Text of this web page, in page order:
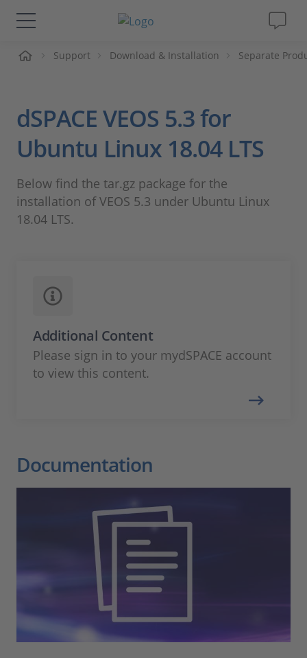
Solutions & Produits
Magazine
Société
Carrières
Support Download & Installation Separate
dSPACE VEOS 5.3 for
Ubuntu Linux 18.04 LTS
Below find the tar.gz package for the
installation of VEOS 5.3 under Ubuntu Linux
18.04 LTS.
Additional Content
Please sign in to your mydSPACE account
to view this content.
Documentation